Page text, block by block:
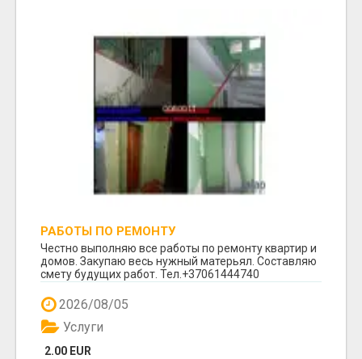
РАБОТЫ ПО РЕМОНТУ
Честно выполняю все работы по ремонту квартир и
домов. Закупаю весь нужный матерьял. Составляю
смету будущих работ. Тел.+37061444740
2026/08/05
2.00 EUR
Услуги